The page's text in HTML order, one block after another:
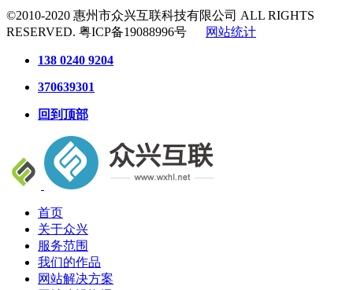
©2010-2020 惠州市众兴互联科技有限公司 ALL RIGHTS
RESERVED. 粤ICP备19088996号 网站统计
138 0240 9204
370639301
回到顶部
首页
关于众兴
服务范围
我们的作品
网站解决方案